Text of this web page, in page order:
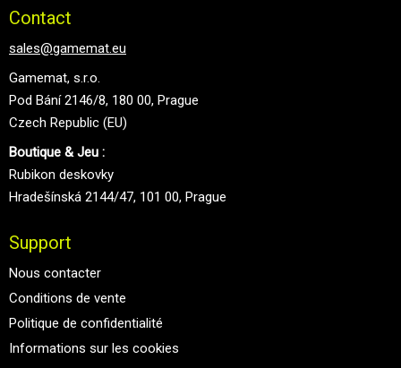
Contact
sales@gamemat.eu
Gamemat, s.r.o.
Pod Bání 2146/8, 180 00, Prague
Czech Republic (EU)
Boutique & Jeu :
Rubikon deskovky
Hradešínská 2144/47, 101 00, Prague
Support
Nous contacter
Conditions de vente
Politique de confidentialité
Informations sur les cookies